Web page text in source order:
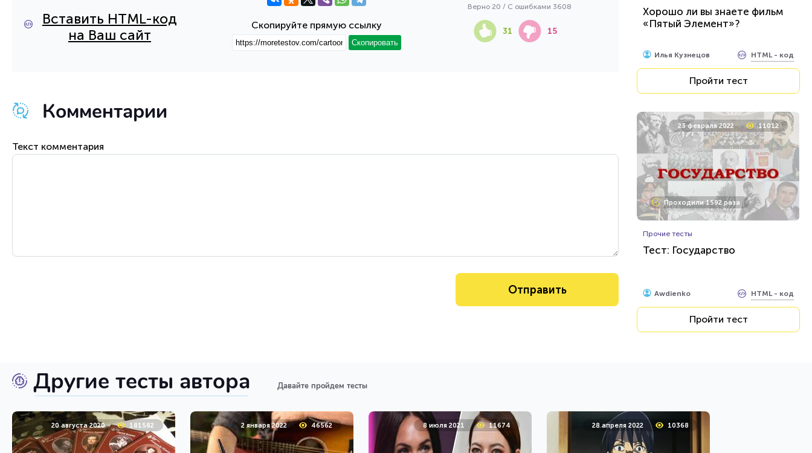
Вставить HTML-код
на Ваш сайт
Скопируйте прямую ссылку
Скопировать
Верно 20 / С ошибками 3608
31 15
Комментарии
Текст комментария
Хорошо ли вы знаете фильм
«Пятый Элемент»?
Илья Кузнецов HTML - код
Пройти тест
23 февраля 2022 11012
Проходили 1592 раза
Прочие тесты
Тест: Государство
Awdienko HTML - код
Пройти тест
Другие тесты автора Давайте пройдем тесты
20 августа 2020 181582 2 января 2022 46562 8 июля 2021 11674 28 апреля 2022 10368